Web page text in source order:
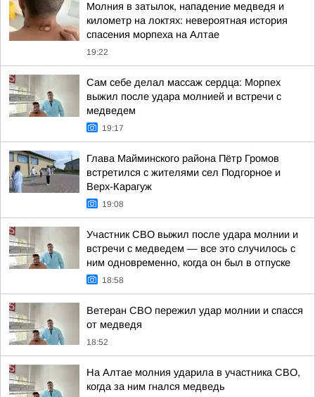
Молния в затылок, нападение медведя и
километр на локтях: невероятная история
спасения морпеха на Алтае
19:22
Сам себе делал массаж сердца: Морпех
выжил после удара молнией и встречи с
медведем
19:17
Глава Майминского района Пётр Громов
встретился с жителями сел Подгорное и
Верх-Карагуж
19:08
Участник СВО выжил после удара молнии и
встречи с медведем — все это случилось с
ним одновременно, когда он был в отпуске
18:58
Ветеран СВО пережил удар молнии и спасся
от медведя
18:52
На Алтае молния ударила в участника СВО,
когда за ним гнался медведь